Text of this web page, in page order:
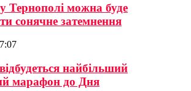
Тернополі можна буде
сонячне затемнення
найбільший
марафон до Дня